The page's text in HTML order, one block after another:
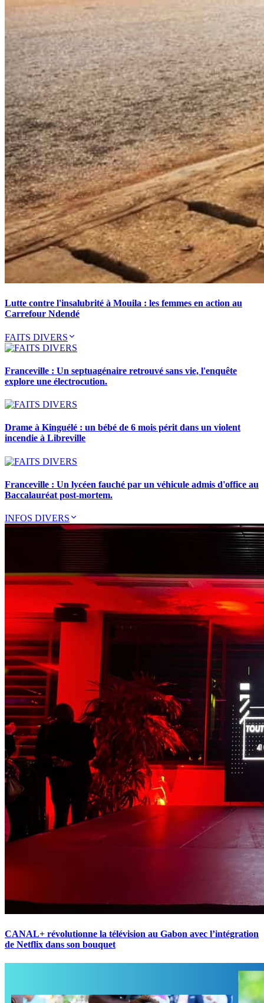
Lutte contre l'insalubrité à Mouila : les femmes en action au
Carrefour Ndendé
FAITS DIVERS
Franceville : Un septuagénaire retrouvé sans vie, l'enquête
explore une électrocution.
Drame à Kinguélé : un bébé de 6 mois périt dans un violent
incendie à Libreville
Franceville : Un lycéen fauché par un véhicule admis d'office au
Baccalauréat post-mortem.
INFOS DIVERS
CANAL+ révolutionne la télévision au Gabon avec l’intégration
de Netflix dans son bouquet